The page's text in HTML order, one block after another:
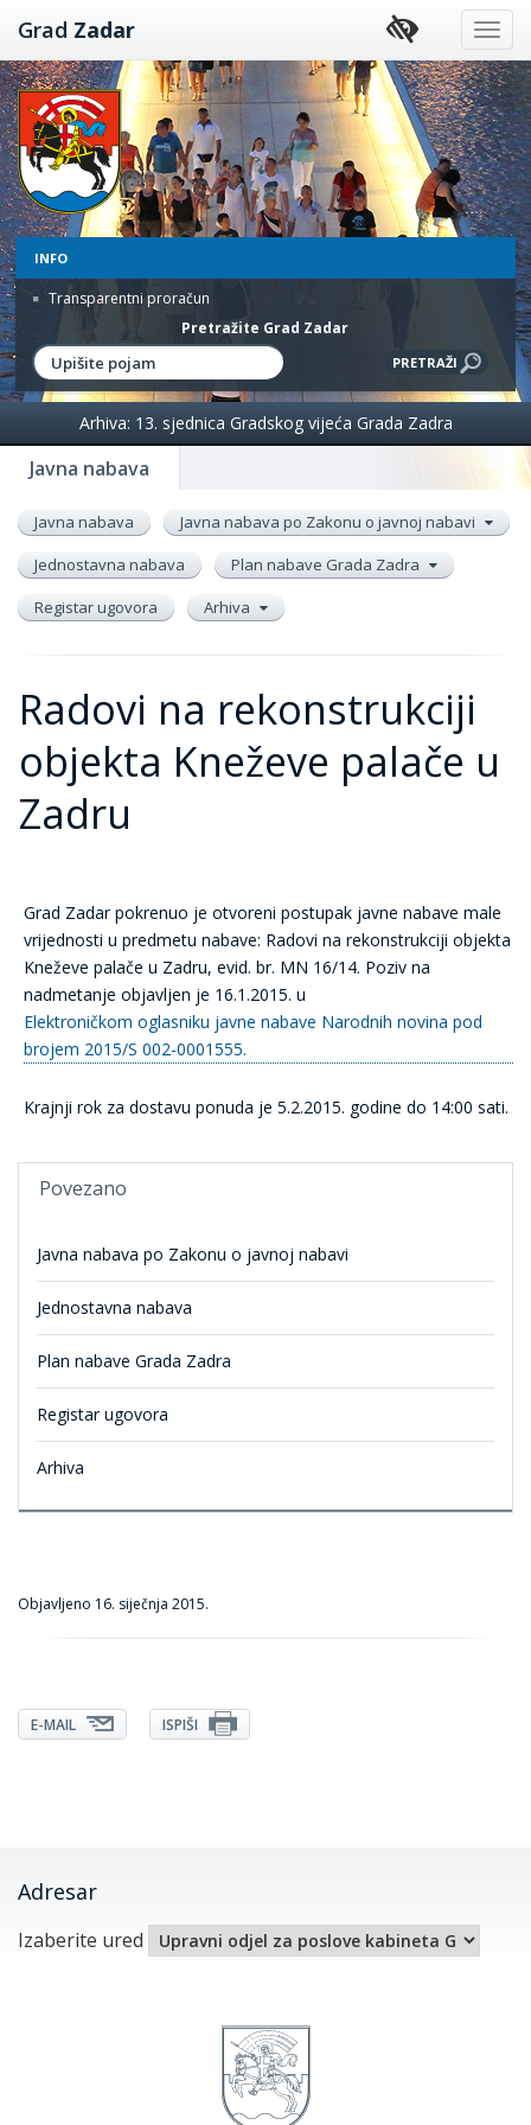
Preskoči
na
sadržaj
Grad Zadar
INFO
Transparentni proračun
Pretražite Grad Zadar
Javna nabava
Arhiva: 13. sjednica Gradskog vijeća Grada Zadra
Javna nabava
Javna nabava po Zakonu o javnoj nabavi
Jednostavna nabava
Plan nabave Grada Zadra
Registar ugovora
Arhiva
Radovi na rekonstrukciji
objekta Kneževe palače u
Zadru
Grad Zadar pokrenuo je otvoreni postupak javne nabave male
vrijednosti u predmetu nabave: Radovi na rekonstrukciji objekta
Kneževe palače u Zadru, evid. br. MN 16/14. Poziv na
nadmetanje objavljen je 16.1.2015. u
Elektroničkom oglasniku javne nabave Narodnih novina pod
brojem 2015/S 002-0001555.
Krajnji rok za dostavu ponuda je 5.2.2015. godine do 14:00 sati.
Povezano
Javna nabava po Zakonu o javnoj nabavi
Jednostavna nabava
Plan nabave Grada Zadra
Registar ugovora
Arhiva
Objavljeno 16. siječnja 2015.
E-MAIL ISPIŠI
Adresar
Izaberite ured